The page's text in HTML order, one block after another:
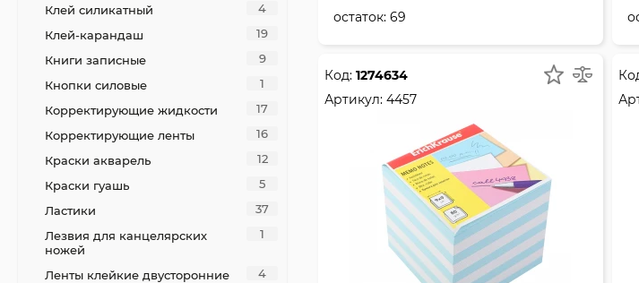
остаток: 69
Код: 1274634
Артикул: 4457
Клей силикатный
4
Клей-карандаш
19
Книги записные
9
Кнопки силовые
1
Корректирующие жидкости
17
Корректирующие ленты
16
Краски акварель
12
Краски гуашь
5
Ластики
37
Лезвия для канцелярских
ножей
1
Ленты клейкие двусторонние
4